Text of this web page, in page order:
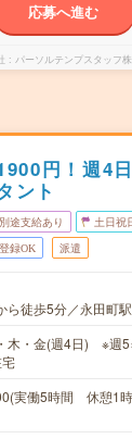
応募へ進む
パーソルテンプスタッフ
円！週4
ント
途支給あり 土日祝
録OK 派遣
ら徒歩5分／永田町
木・金(週4日) ※週
実働5時間 休憩1